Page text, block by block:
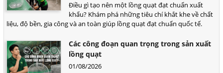
Điều gì tạo nên một lồng quạt đạt chuẩn xuất
khẩu? Khám phá những tiêu chí khắt khe về chất
liệu, độ bền, gia công và an toàn giúp lồng quạt đạt chuẩn quốc tế.
Các công đoạn quan trọng trong sản xuất
lồng quạt
01/08/2026